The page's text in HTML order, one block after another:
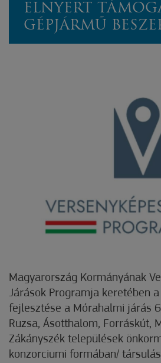
ELNYERT
GÉPJÁRMŰ
Magyarország Kormányának
Járások Programja keretében
fejlesztése a Mórahalmi járás
Ruzsa, Ásotthalom, Forráskút,
Zákányszék települések
konzorciumi formában/